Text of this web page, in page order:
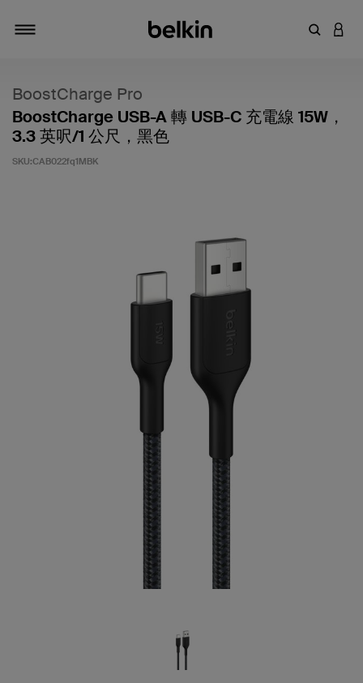
輸入關鍵
登入
BoostCharge Pro
BoostCharge USB-A 轉 USB-C 充電線 15W，
3.3 英呎/1 公尺，黑色
SKU:CAB022fq1MBK